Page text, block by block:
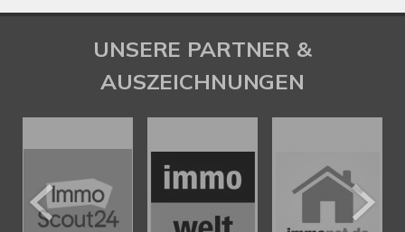
UNSERE PARTNER &
AUSZEICHNUNGEN